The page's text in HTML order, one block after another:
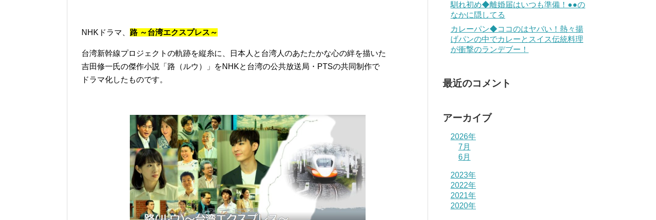
NHKドラマ、 路 ～台湾エクスプレス～
台湾新幹線プロジェクトの軌跡を縦糸に、日本人と台湾人のあたたかな心の絆を描いた
吉田修一氏の傑作小説「路（ルウ）」をNHKと台湾の公共放送局・PTSの共同制作で
ドラマ化したものです。
馴れ初め◆離婚届はいつも準備！●●の
なかに隠してる
カレーパン◆ココのはヤバい！熱々揚
げパンの中でカレーとスイス伝統料理
が衝撃のランデブー！
最近のコメント
アーカイブ
2026年
7月
6月
2023年
2022年
2021年
2020年